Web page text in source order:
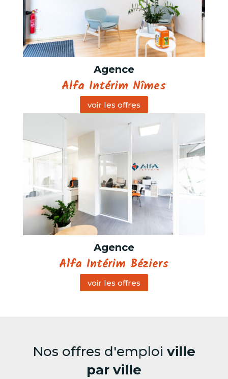
Agence
Alfa Intérim Nîmes
voir les offres
Agence
Alfa Intérim Béziers
voir les offres
Nos offres d'emploi ville
par ville